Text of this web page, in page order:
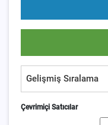
Çevrimiçi Satıcılar